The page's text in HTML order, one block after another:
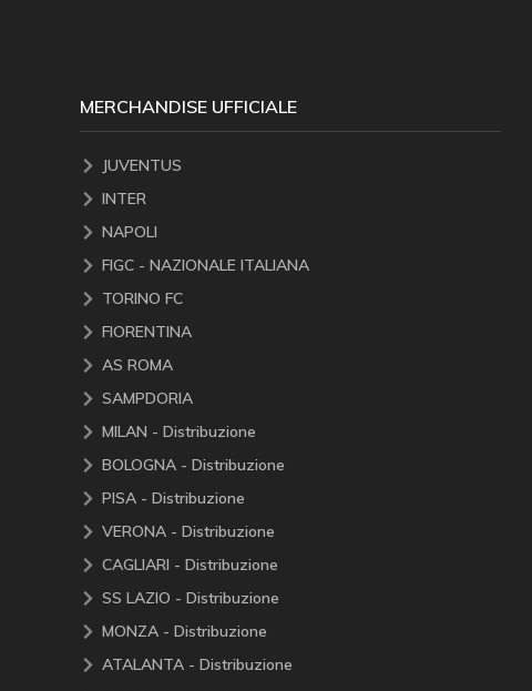
MERCHANDISE UFFICIALE
JUVENTUS
INTER
NAPOLI
FIGC - NAZIONALE ITALIANA
TORINO FC
FIORENTINA
AS ROMA
SAMPDORIA
MILAN - Distribuzione
BOLOGNA - Distribuzione
PISA - Distribuzione
VERONA - Distribuzione
CAGLIARI - Distribuzione
SS LAZIO - Distribuzione
MONZA - Distribuzione
ATALANTA - Distribuzione